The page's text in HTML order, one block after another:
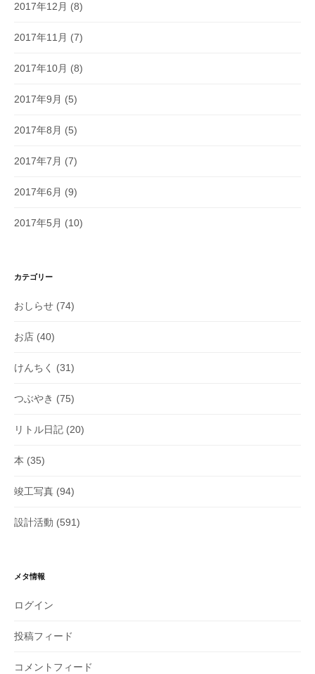
2017年12月 (8)
2017年11月 (7)
2017年10月 (8)
2017年9月 (5)
2017年8月 (5)
2017年7月 (7)
2017年6月 (9)
2017年5月 (10)
カテゴリー
おしらせ (74)
お店 (40)
けんちく (31)
つぶやき (75)
リトル日記 (20)
本 (35)
竣工写真 (94)
設計活動 (591)
メタ情報
ログイン
投稿フィード
コメントフィード